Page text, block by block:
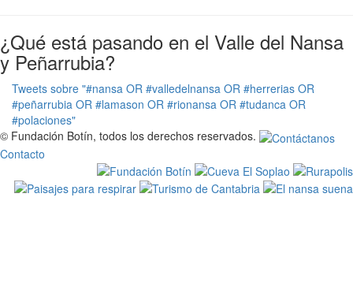
¿Qué está pasando en el Valle del Nansa
y Peñarrubia?
Tweets sobre "#nansa OR #valledelnansa OR #herrerias OR
#peñarrubia OR #lamason OR #rionansa OR #tudanca OR
#polaciones"
© Fundación Botín, todos los derechos reservados.
Contacto